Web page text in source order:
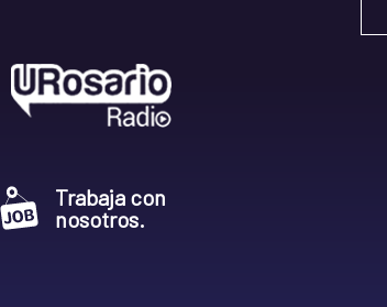
Trabaja con
nosotros.